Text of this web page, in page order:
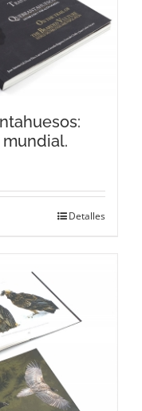
Detalles